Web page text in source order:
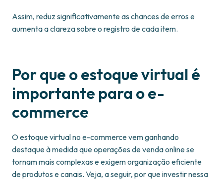
Assim, reduz significativamente as chances de erros e
aumenta a clareza sobre o registro de cada item.
Por que o estoque virtual é
importante para o e-
commerce
O estoque virtual no e-commerce vem ganhando
destaque à medida que operações de venda online se
tornam mais complexas e exigem organização eficiente
de produtos e canais. Veja, a seguir, por que investir nessa